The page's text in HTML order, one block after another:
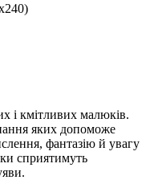
і кмітливих малюків.
яких допоможе
фантазію й увагу
сприятимуть